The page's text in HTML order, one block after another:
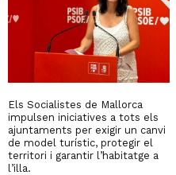
Els Socialistes de Mallorca
impulsen iniciatives a tots els
ajuntaments per exigir un canvi
de model turístic, protegir el
territori i garantir l’habitatge a
l’illa.